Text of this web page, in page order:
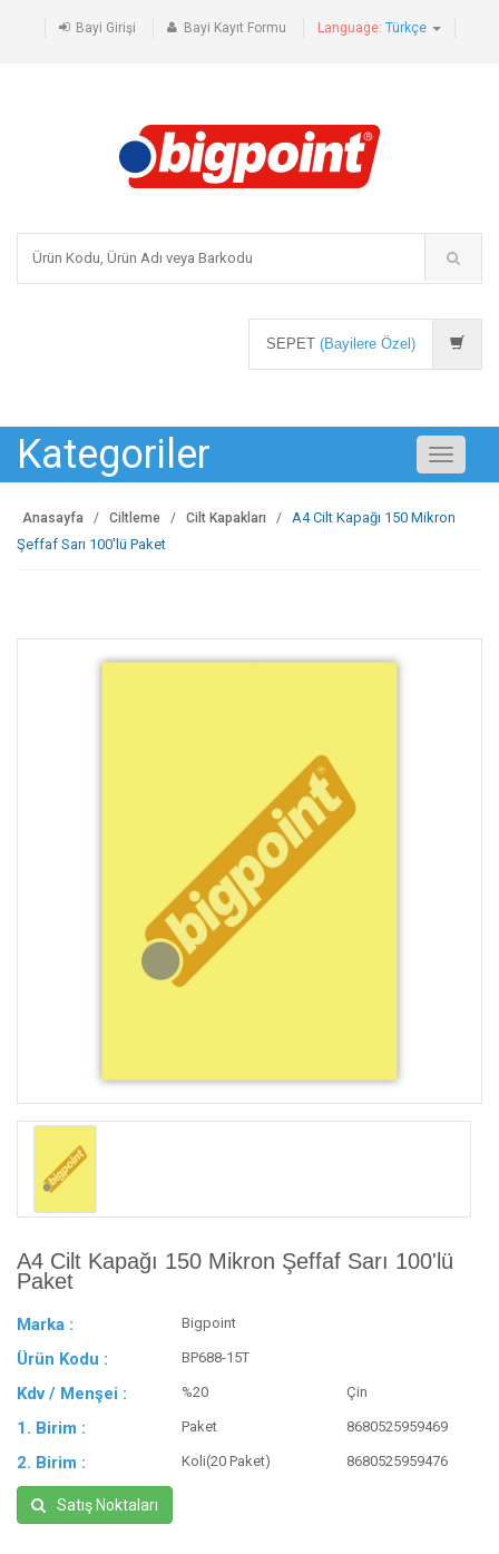
Bayi Girişi Bayi Kayıt Formu Language: Türkçe
SEPET (Bayilere Özel)
Kategoriler
Toggle
Anasayfa Ciltleme Cilt Kapakları
A4 Cilt Kapağı 150 Mikron
Şeffaf Sarı 100'lü Paket
A4 Cilt Kapağı 150 Mikron Şeffaf Sarı 100'lü
Paket
Marka : Bigpoint
Ürün Kodu : BP688-15T
Kdv / Menşei : %20 Çin
1. Birim : Paket 8680525959469
2. Birim : Koli(20 Paket) 8680525959476
Satış Noktaları